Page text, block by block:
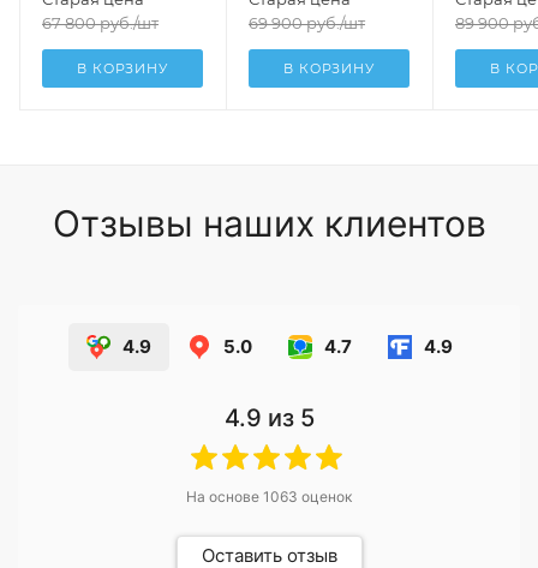
67 800руб./шт
В КОРЗИНУ
69 900руб./шт
В КОРЗИНУ
89 900
В
Отзывы наших клиентов
4.9 5.0 4.7 4.9
4.9 из 5
На основе 1063 оценок
Оставить отзыв